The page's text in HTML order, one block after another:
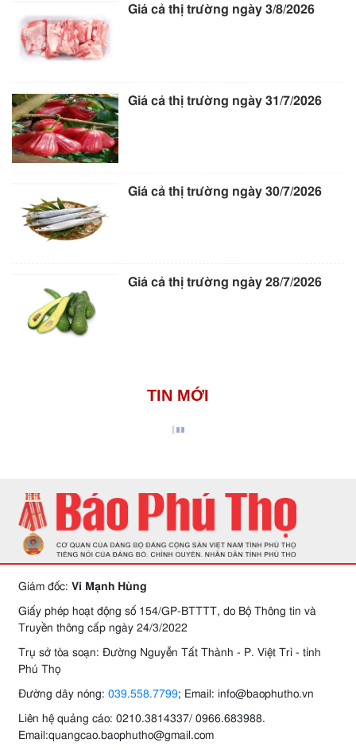
Giá cả thị trường ngày 3/8/2026
Giá cả thị trường ngày 31/7/2026
Giá cả thị trường ngày 30/7/2026
Giá cả thị trường ngày 28/7/2026
TIN MỚI
Giám đốc: Vi Mạnh Hùng
Giấy phép hoạt động số 154/GP-BTTTT, do Bộ Thông tin và
Truyền thông cấp ngày 24/3/2022
Trụ sở tòa soạn: Đường Nguyễn Tất Thành - P. Việt Trì - tỉnh
Phú Thọ
Đường dây nóng: 039.558.7799; Email: info@baophutho.vn
Liên hệ quảng cáo: 0210.3814337/ 0966.683988.
Email:quangcao.baophutho@gmail.com